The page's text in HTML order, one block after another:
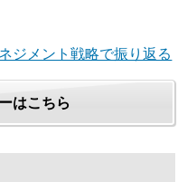
ジメント戦略で振り返る
はこちら